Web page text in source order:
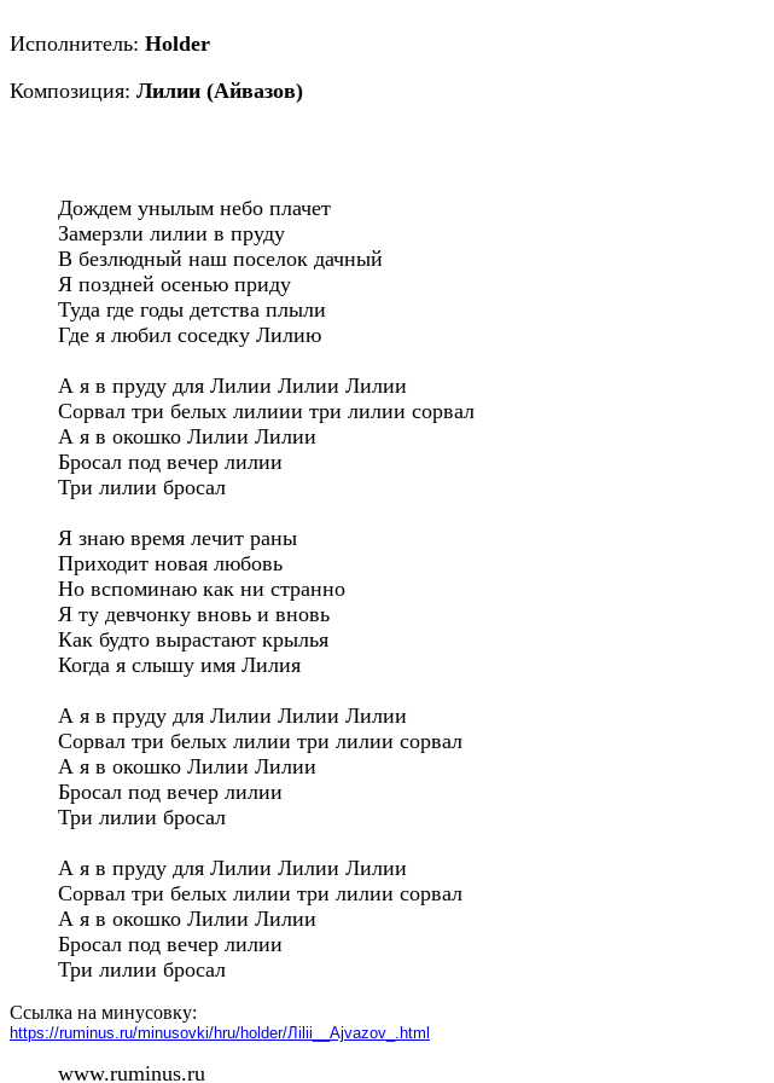
Исполнитель: Holder
Композиция: Лилии (Айвазов)
Дождем унылым небо плачет
Замерзли лилии в пруду
В безлюдный наш поселок дачный
Я поздней осенью приду
Туда где годы детства плыли
Где я любил соседку Лилию
А я в пруду для Лилии Лилии Лилии
Сорвал три белых лилиии три лилии сорвал
А я в окошко Лилии Лилии
Бросал под вечер лилии
Три лилии бросал
Я знаю время лечит раны
Приходит новая любовь
Но вспоминаю как ни странно
Я ту девчонку вновь и вновь
Как будто вырастают крылья
Когда я слышу имя Лилия
А я в пруду для Лилии Лилии Лилии
Сорвал три белых лилии три лилии сорвал
А я в окошко Лилии Лилии
Бросал под вечер лилии
Три лилии бросал
А я в пруду для Лилии Лилии Лилии
Сорвал три белых лилии три лилии сорвал
А я в окошко Лилии Лилии
Бросал под вечер лилии
Три лилии бросал
Ссылка на минусовку:
https://ruminus.ru/minusovki/hru/holder/Лilii__Аjvazov_.html
www.ruminus.ru